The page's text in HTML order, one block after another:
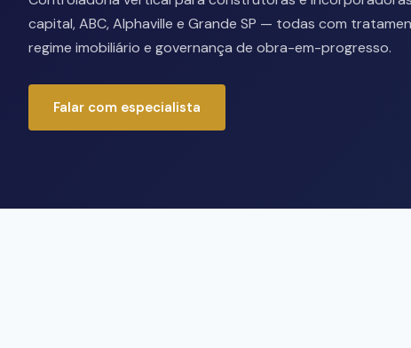
capital, ABC, Alphaville e Grande SP — todas com
regime imobiliário e governança de obra-em-progresso.
Falar com especialista